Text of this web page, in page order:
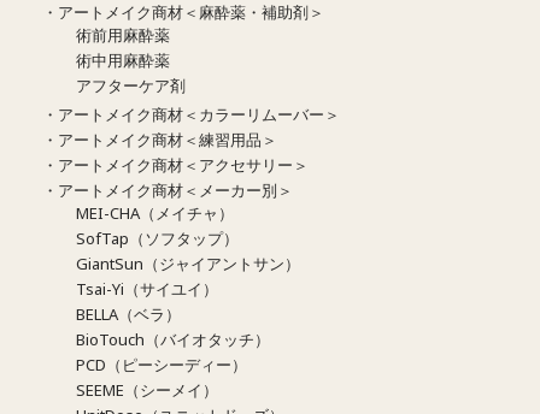
・アートメイク商材＜麻酔薬・補助剤＞
術前用麻酔薬
術中用麻酔薬
アフターケア剤
・アートメイク商材＜カラーリムーバー＞
・アートメイク商材＜練習用品＞
・アートメイク商材＜アクセサリー＞
・アートメイク商材＜メーカー別＞
MEI-CHA（メイチャ）
SofTap（ソフタップ）
GiantSun（ジャイアントサン）
Tsai-Yi（サイユイ）
BELLA（ベラ）
BioTouch（バイオタッチ）
PCD（ピーシーディー）
SEEME（シーメイ）